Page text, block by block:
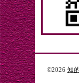
©2026 知